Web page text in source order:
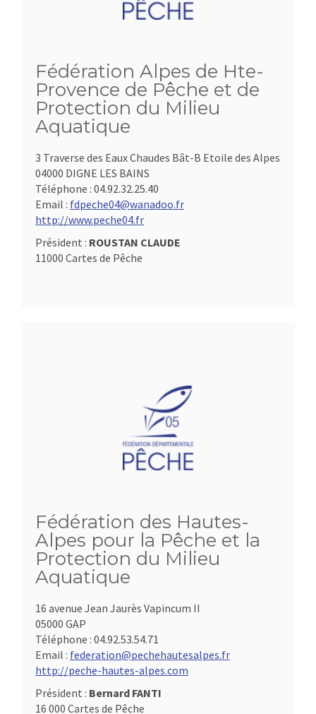
Fédération Alpes de Hte-
Provence de Pêche et de
Protection du Milieu
Aquatique
3 Traverse des Eaux Chaudes Bât-B Etoile des Alpes
04000 DIGNE LES BAINS
Téléphone : 04.92.32.25.40
Email : fdpeche04@wanadoo.fr
http://www.peche04.fr
Président : ROUSTAN CLAUDE
11000 Cartes de Pêche
Fédération des Hautes-
Alpes pour la Pêche et la
Protection du Milieu
Aquatique
16 avenue Jean Jaurès Vapincum II
05000 GAP
Téléphone : 04.92.53.54.71
Email : federation@pechehautesalpes.fr
http://peche-hautes-alpes.com
Président : Bernard FANTI
16 000 Cartes de Pêche